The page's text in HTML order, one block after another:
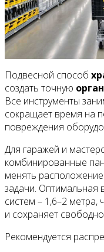
Подвесной способ
создать точную
Все инструменты
сокращает время на
повреждения
Для гаражей и
комбинированные
менять
задачи. Оптимальная
систем – 1,6–2 метра,
и сохраняет
Рекомендуется